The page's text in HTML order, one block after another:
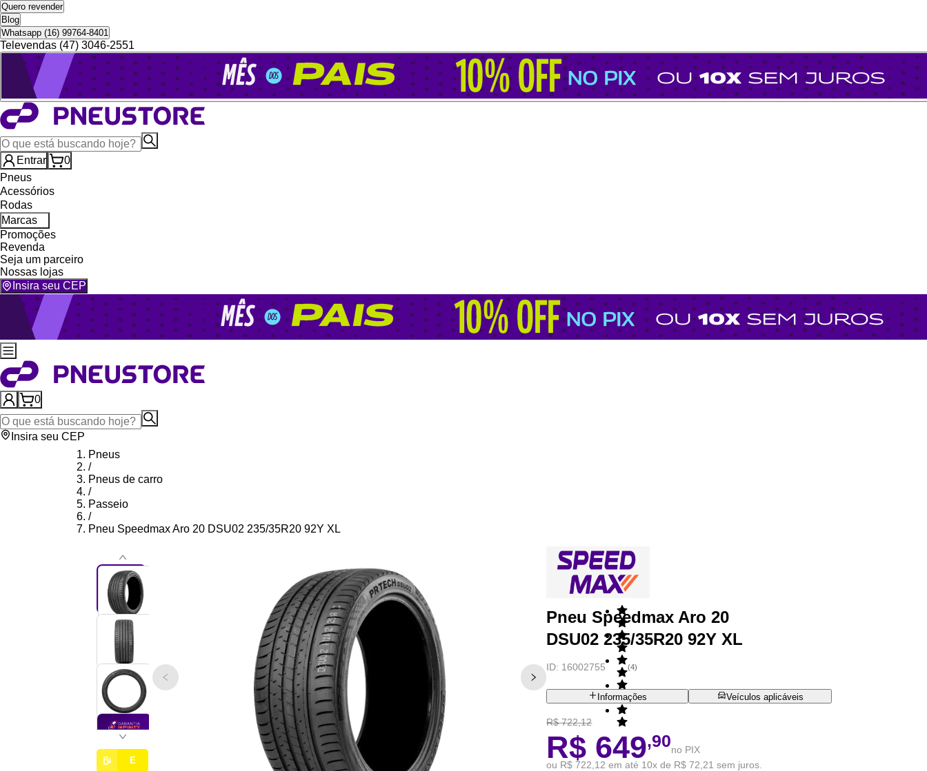
Quero revender
Blog
Whatsapp (16) 99764-8401
Televendas (47) 3046-2551
Entrar
0
Pneus
Acessórios
Rodas
Marcas
Promoções
Revenda
Seja um parceiro
Nossas lojas
Insira seu CEP
0
Insira seu CEP
Pneus
/
Pneus de carro
/
Passeio
/
Pneu Speedmax Aro 20 DSU02 235/35R20 92Y XL
E
Pneu Speedmax Aro 20
DSU02 235/35R20 92Y XL
ID: 16002755 (4)
Informações Veículos aplicáveis
R$ 722,12
R$ 649,90no PIX
ou R$ 722,12 em até 10x de R$ 72,21 sem juros.